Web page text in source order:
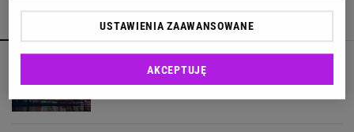
POLECAMY WIĘCEJ TEMATÓW
Na tym moście powstało całe miasteczko.
Nietypowy pomysł zachwyca
USTAWIENIA ZAAWANSOWANE
AKCEPTUJĘ